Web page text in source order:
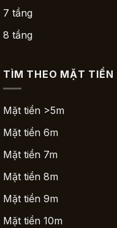
7 tầng
8 tầng
TÌM THEO MẶT TIỀN
Mặt tiền >5m
Mặt tiền 6m
Mặt tiền 7m
Mặt tiền 8m
Mặt tiền 9m
Mặt tiền 10m